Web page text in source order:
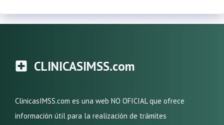
CLINICASIMSS.com
ClinicasIMSS.com es una web NO OFICIAL que ofrece
información útil para la realización de trámites